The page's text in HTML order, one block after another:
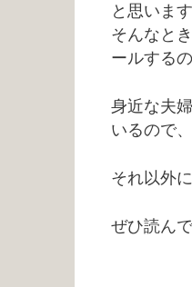
と思います
そんなと
ールする
身近な夫
いるので
それ以外
ぜひ読ん